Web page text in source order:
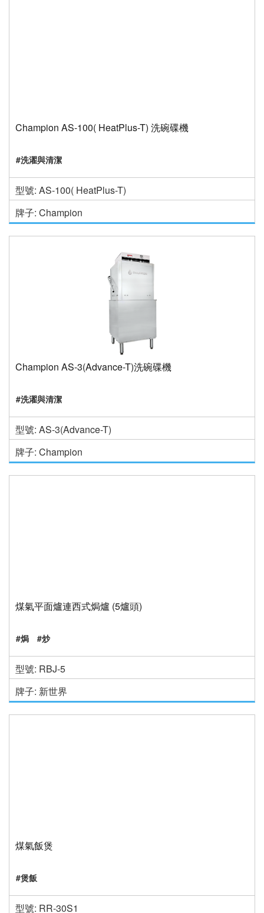
Champion AS-100( HeatPlus-T) 洗碗碟機
#洗濯與清潔
型號: AS-100( HeatPlus-T)
牌子: Champion
Champion AS-3(Advance-T)洗碗碟機
#洗濯與清潔
型號: AS-3(Advance-T)
牌子: Champion
煤氣平面爐連西式焗爐 (5爐頭)
#焗 #炒
型號: RBJ-5
牌子: 新世界
煤氣飯煲
#煲飯
型號: RR-30S1